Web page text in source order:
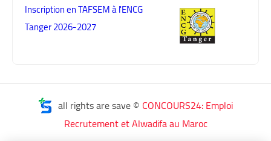
Inscription en TAFSEM à l'ENCG
Tanger 2026-2027
all rights are save © CONCOURS24: Emploi
Recrutement et Alwadifa au Maroc